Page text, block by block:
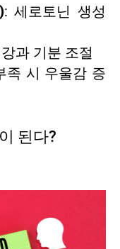
: 세로토닌 생성
과 기분 조절
족 시 우울감 증
된다?